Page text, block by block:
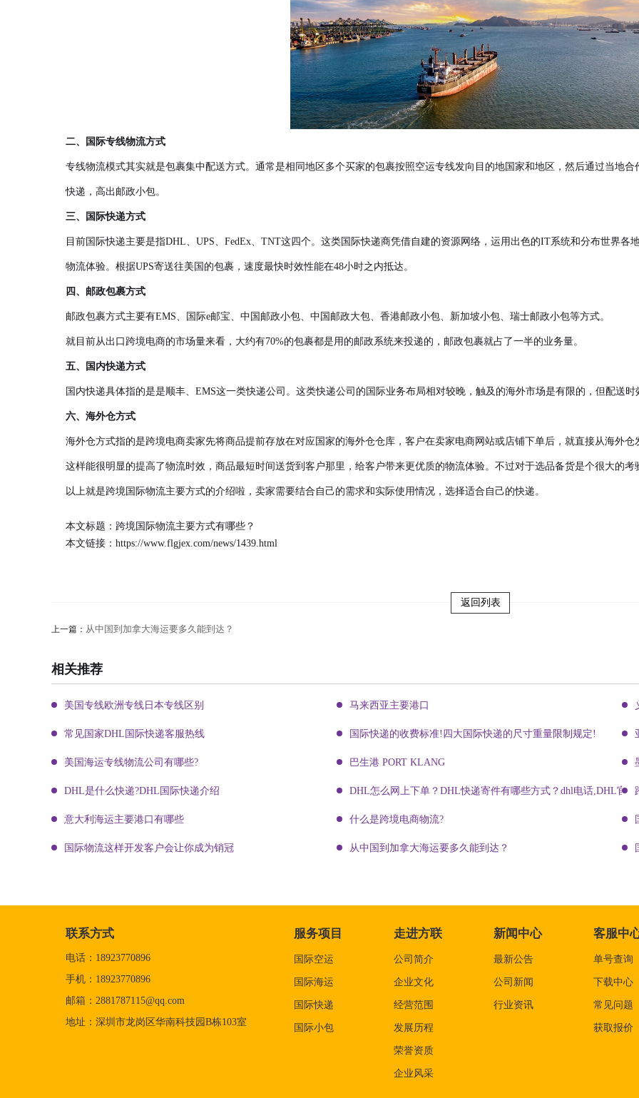
二、 国际专线物流方式
专线物流模式其实就是包裹集中配送方式。通常是相同地区多个买家的包裹按照空运专线发向目的地国家和地区，然后通过当地
快递，高出邮政小包。
三、国际快递方式
目前国际快递主要是指DHL、UPS、FedEx、TNT这四个。这类国际快递商凭借自建的资源网络，运用出色的IT系统和分布世界
物流体验。根据UPS寄送往美国的包裹，速度最快时效性能在48小时之内抵达。
四、邮政包裹方式
邮政包裹方式主要有EMS、国际e邮宝、中国邮政小包、中国邮政大包、香港邮政小包、新加坡小包、瑞士邮政小包等方式。
就目前从出口跨境电商的市场量来看，大约有70%的包裹都是用的邮政系统来投递的，邮政包裹就占了一半的业务量。
五、国内快递方式
国内快递具体指的是是顺丰、EMS这一类快递公司。这类快递公司的国际业务布局相对较晚，触及的海外市场是有限的，但配送
六、海外仓方式
海外仓方式指的是跨境电商卖家先将商品提前存放在对应国家的海外仓仓库，客户在卖家电商网站或店铺下单后，就直接从海外仓
这样能很明显的提高了物流时效，商品最短时间送货到客户那里，给客户带来更优质的物流体验。不过对于选品备货是个很大的
以上就是跨境国际物流主要方式的介绍啦，卖家需要结合自己的需求和实际使用情况，选择适合自己的快递。
本文标题：跨境国际物流主要方式有哪些？
本文链接： https://www.flgjex.com/news/1439.html
返回列表
上一篇： 从中国到加拿大海运要多久能到达？
相关推荐
美国专线欧洲专线日本专线区别 马来西亚主要港口
常见国家DHL国际快递客服热线 国际快递的收费标准!四大国际快递的尺寸重量限制规定!
美国海运专线物流公司有哪些? 巴生港 PORT KLANG
DHL是什么快递?DHL国际快递介绍 DHL怎么网上下单？DHL快递寄件有哪些方式？dhl电话,DHL官网
意大利海运主要港口有哪些 什么是跨境电商物流?
国际物流这样开发客户会让你成为销冠 从中国到加拿大海运要多久能到达？
联系方式
电话：18923770896
手机：18923770896
邮箱：2881787115@qq.com
地址：深圳市龙岗区华南科技园B栋103室
服务项目
国际空运
国际海运
国际快递
国际小包
走进方联
公司简介
企业文化
经营范围
发展历程
荣誉资质
企业风采
新闻中心
最新公告
公司新闻
行业资讯
客服中
单号查询
下载中心
常见问题
获取报价